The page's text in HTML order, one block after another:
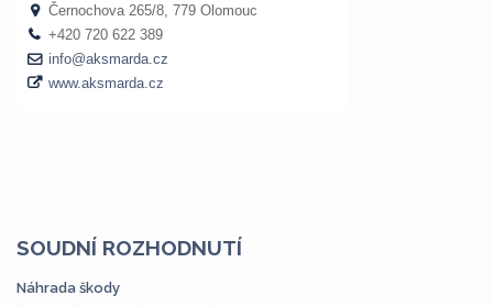
SOUDNÍ ROZHODNUTÍ
Náhrada škody